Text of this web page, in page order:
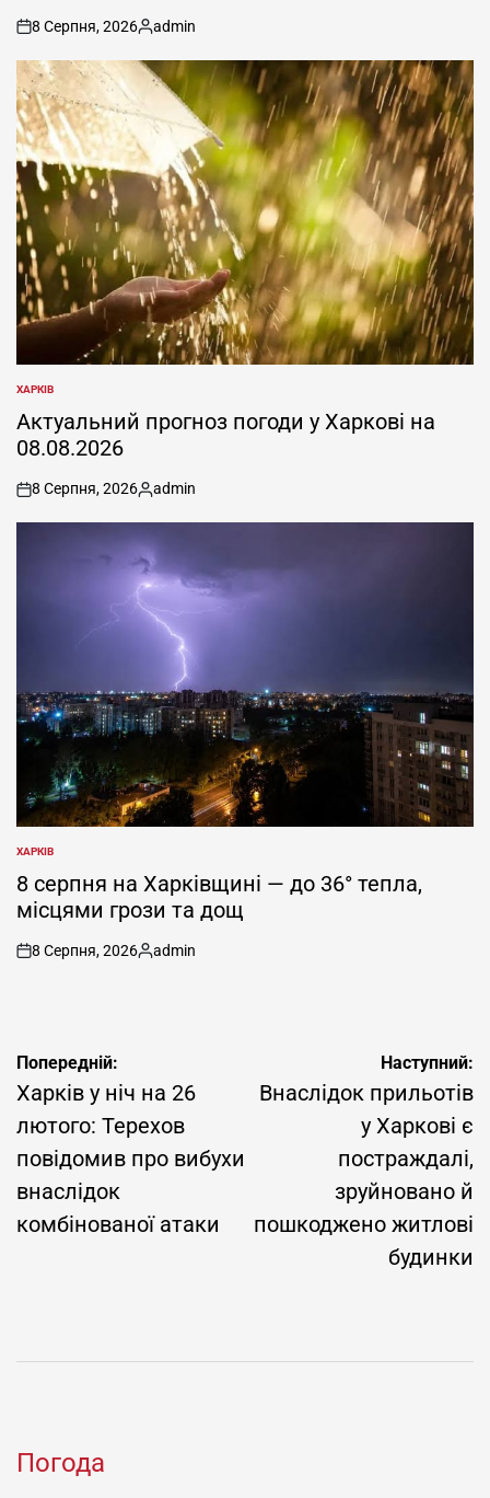
on
8 Серпня, 2026
Опубліковано
admin
ОПУБЛІКУВАТИ
ХАРКІВ
Актуальний прогноз погоди у Харкові на
08.08.2026
on
8 Серпня, 2026
Опубліковано
admin
ОПУБЛІКУВАТИ
У
ХАРКІВ
8 серпня на Харківщині — до 36° тепла,
місцями грози та дощ
on
8 Серпня, 2026
Опубліковано
admin
Навігація
записів
Попередній:
Харків у ніч на 26
лютого: Терехов
повідомив про вибухи
внаслідок
комбінованої атаки
Наступний:
Внаслідок прильотів
у Харкові є
постраждалі,
зруйновано й
пошкоджено житлові
будинки
Погода